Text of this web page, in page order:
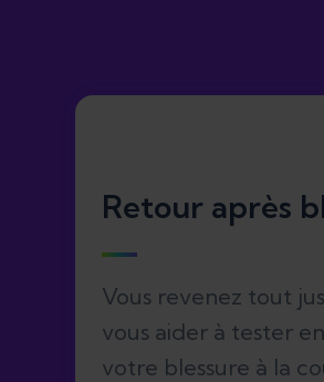
Retour après
Vous revenez tout
vous aider à tester
votre blessure à la